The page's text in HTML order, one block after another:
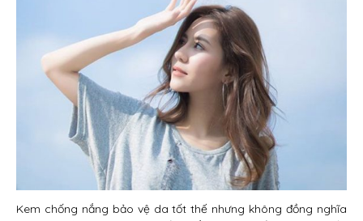
Kem chống nắng bảo vệ da tốt thế nhưng không đồng nghĩa